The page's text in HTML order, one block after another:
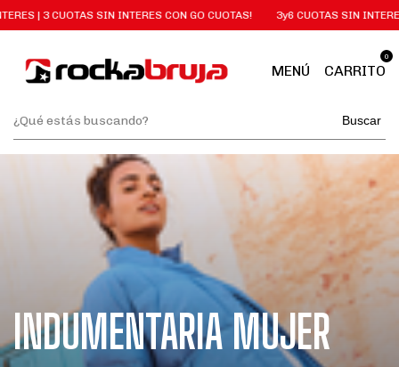
SIN INTERES CON GO CUOTAS! 3y6 CUOTAS SIN INTERES | 3
MENÚ CARRITO
0
Buscar
INDUMENTARIA MUJER